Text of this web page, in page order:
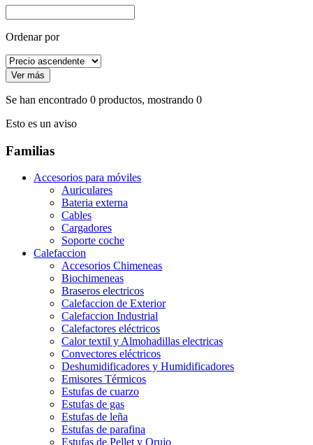
Ordenar por
Se han encontrado 0 productos, mostrando 0
Esto es un aviso
Familias
Accesorios para móviles
Auriculares
Bateria externa
Cables
Cargadores
Soporte coche
Calefaccion
Accesorios Chimeneas
Biochimeneas
Braseros electricos
Calefaccion de Exterior
Calefaccion Industrial
Calefactores eléctricos
Calor textil y Almohadillas electricas
Convectores eléctricos
Deshumidificadores y Humidificadores
Emisores Térmicos
Estufas de cuarzo
Estufas de gas
Estufas de leña
Estufas de parafina
Estufas de Pellet y Orujo